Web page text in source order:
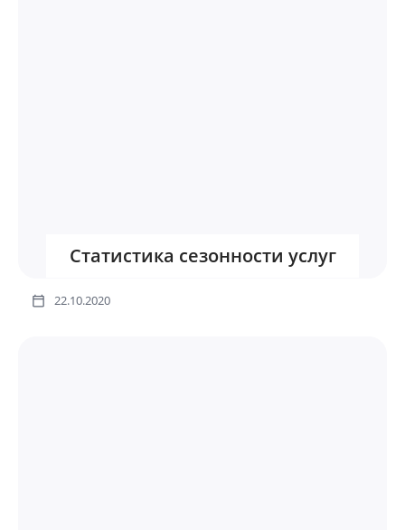
Статистика сезонности услуг
22.10.2020